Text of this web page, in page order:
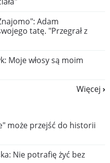
Adam
tatę. "Przegrał z
Moje włosy są moim
Więcej
może przejść do historii
Nie potrafię żyć bez